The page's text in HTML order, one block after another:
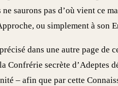
saurons pas d’où vient ce
ou simplement à son
dans une autre page de
Confrérie secrète d’Adeptes
– afin que par cette